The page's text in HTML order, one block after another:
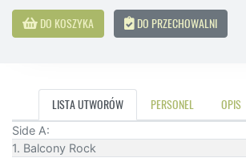
DO KOSZYKA DO PRZECHOWALNI
LISTA UTWORÓW PERSONEL OPIS
Side A:
1. Balcony Rock